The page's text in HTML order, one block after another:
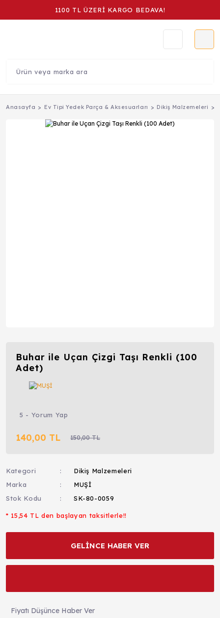
1100 TL ÜZERİ KARGO BEDAVA!
Anasayfa Ev Tipi Yedek Parça & Aksesuarları Dikiş Malzemeleri
Buhar ile Uçan Çizgi Taşı Renkli (100
Adet)
5 - Yorum Yap
140,00 TL 150,00 TL
Kategori
Dikiş Malzemeleri
Marka
MUŞİ
Stok Kodu
SK-80-0059
* 15,54 TL den başlayan taksitlerle!!
GELİNCE HABER VER
Fiyatı Düşünce Haber Ver